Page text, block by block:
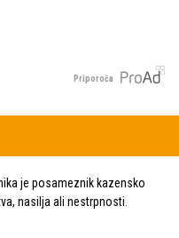
Priporoča
je posameznik kazensko
nasilja ali nestrpnosti.